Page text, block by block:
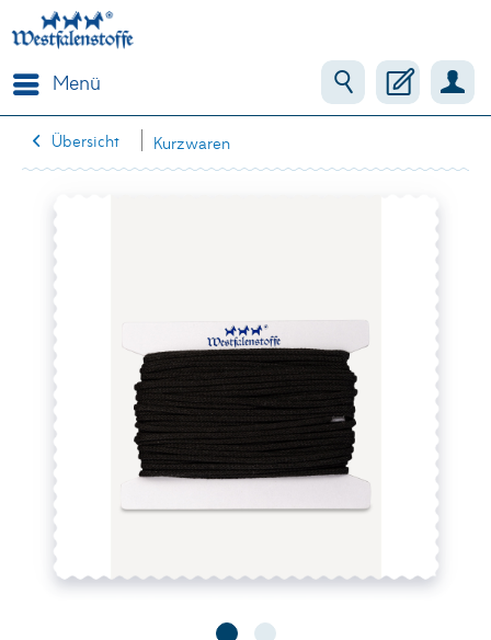
Menü
Übersicht Kurzwaren